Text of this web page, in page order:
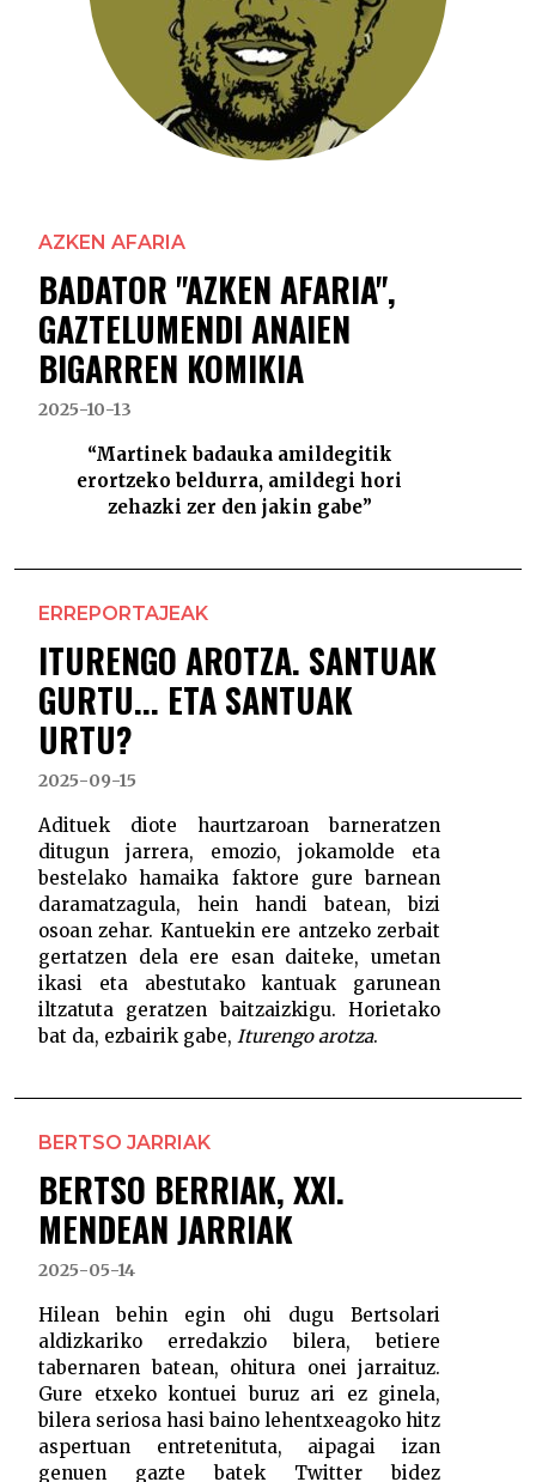
AZKEN AFARIA
BADATOR "AZKEN AFARIA",
GAZTELUMENDI ANAIEN
BIGARREN KOMIKIA
2025-10-13
“Martinek badauka amildegitik
erortzeko beldurra, amildegi hori
zehazki zer den jakin gabe”
ERREPORTAJEAK
ITURENGO AROTZA. SANTUAK
GURTU... ETA SANTUAK
URTU?
2025-09-15
Adituek diote haurtzaroan barneratzen
ditugun jarrera, emozio, jokamolde eta
bestelako hamaika faktore gure barnean
daramatzagula, hein handi batean, bizi
osoan zehar. Kantuekin ere antzeko zerbait
gertatzen dela ere esan daiteke, umetan
ikasi eta abestutako kantuak garunean
iltzatuta geratzen baitzaizkigu. Horietako
bat da, ezbairik gabe, Iturengo arotza.
BERTSO JARRIAK
BERTSO BERRIAK, XXI.
MENDEAN JARRIAK
2025-05-14
Hilean behin egin ohi dugu Bertsolari
aldizkariko erredakzio bilera, betiere
tabernaren batean, ohitura onei jarraituz.
Gure etxeko kontuei buruz ari ez ginela,
bilera seriosa hasi baino lehentxeagoko hitz
aspertuan entretenituta, aipagai izan
genuen gazte batek Twitter bidez